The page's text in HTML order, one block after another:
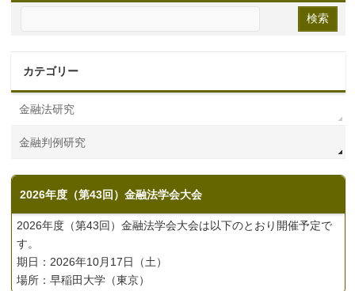
カテゴリー
金融法研究
金融判例研究
2026年度（第43回）金融法学会大会
2026年度（第43回）金融法学会大会は以下のとおり開催予定で
す。
期日：2026年10月17日（土）
場所：早稲田大学（東京）